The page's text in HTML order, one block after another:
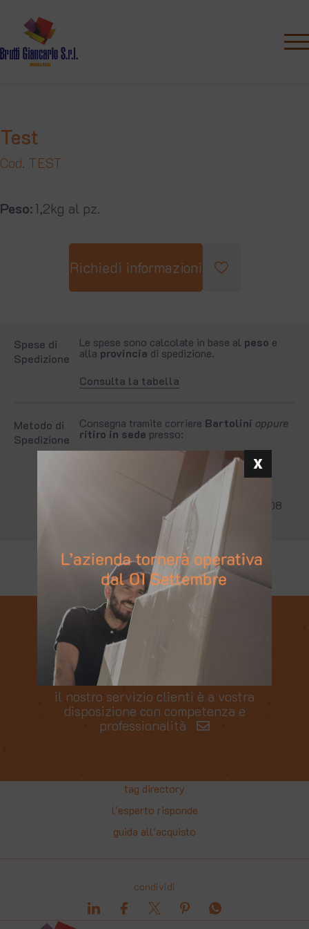
Test
Cod. TEST
Peso 1,2kg al pz.
Richiedi informazioni
Spese di
Spedizione
Le spese sono calcolate in base al peso e
allaprovincia di spedizione.
Consulta la tabella
Metodo di
Spedizione
Consegna tramite corriere Bartolini oppure
ritiro in sede presso:
Brutti Giancarlo S.r.l. Strada Bancole-
Roverbella 82, 46045 Marmirolo (MN) -
Giorni e orari: dal lunedì al venerdì dalle 08
alle 12 e dalle 13:30 alle 17:30
CONTATTACI
il nostro servizio clienti è a vostra
disposizione con competenza e
professionalità
tag directory
l'esperto risponde
guida all'acquisto
condividi